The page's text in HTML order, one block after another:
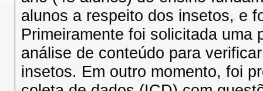
alunos a respeito dos insetos, e
Primeiramente foi solicitada uma
análise de conteúdo para
insetos. Em outro momento, foi